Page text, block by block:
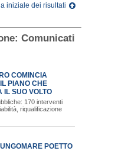
iniziale dei risultati
Comunicati
COMINCIA
PIANO CHE
IL SUO VOLTO
170 interventi
riqualificazione
POETTO